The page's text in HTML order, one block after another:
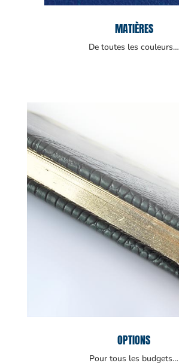
MATIÈRES
De toutes les couleurs…
OPTIONS
Pour tous les budgets…